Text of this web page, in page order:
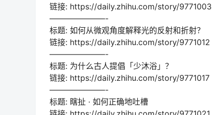
链接: https://daily.zhihu.com/story/9771003
———————-
标题: 如何从微观角度解释光的反射和折射？
链接: https://daily.zhihu.com/story/9771012
———————-
标题: 为什么古人提倡「少沐浴」？
链接: https://daily.zhihu.com/story/9771017
———————-
标题: 瞎扯 · 如何正确地吐槽